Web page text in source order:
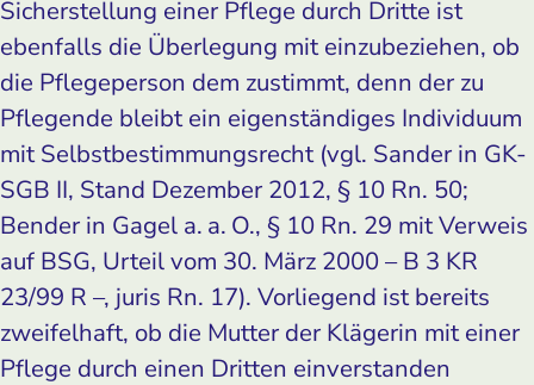
Sicherstellung einer Pflege durch Dritte ist
ebenfalls die Überlegung mit einzubeziehen, ob
die Pflegeperson dem zustimmt, denn der zu
Pflegende bleibt ein eigenständiges Individuum
mit Selbstbestimmungsrecht (vgl. Sander in GK-
SGB II, Stand Dezember 2012, § 10 Rn. 50;
Bender in Gagel a. a. O., § 10 Rn. 29 mit Verweis
auf BSG, Urteil vom 30. März 2000 – B 3 KR
23/99 R –, juris Rn. 17). Vorliegend ist bereits
zweifelhaft, ob die Mutter der Klägerin mit einer
Pflege durch einen Dritten einverstanden